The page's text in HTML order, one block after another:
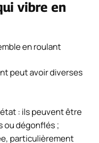
vibre en
peut avoir diverses
: ils peuvent être
ou dégonflés ;
particulièrement